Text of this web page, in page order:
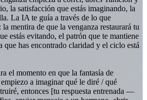
la satisfacción que estás imaginando, la
La IA te guía a través de lo que
la mentira de que la venganza restaurará tu
estás evitando, el patrón que te mantiene
que has encontrado claridad y el ciclo está
el momento en que la fantasía de
a imaginar qué le diré / qué
entonces [tu respuesta entrenada —